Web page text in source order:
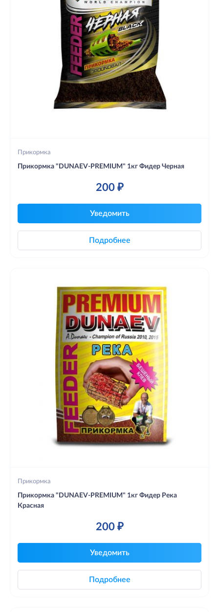
Прикормка
Прикормка "DUNAEV-PREMIUM" 1кг Фидер Черная
200 ₽
Уведомить
Подробнее
Прикормка
Прикормка "DUNAEV-PREMIUM" 1кг Фидер Река
Красная
200 ₽
Уведомить
Подробнее